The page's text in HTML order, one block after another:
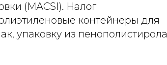
(MACSI). Налог
контейнеры для
упаковку из пенополистирола